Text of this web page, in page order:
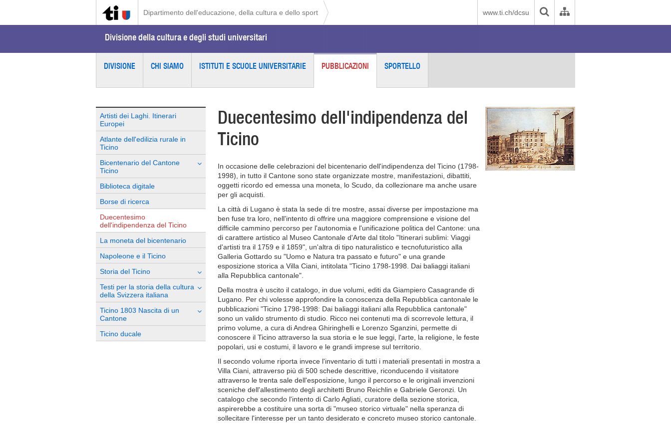
Dipartimento dell'educazione, della cultura e dello sport www.ti.ch/dcsu
Divisione della cultura e degli studi universitari
DIVISIONE CHI SIAMO ISTITUTI E SCUOLE UNIVERSITARIE PUBBLICAZIONI SPORTELLO
Artisti dei Laghi. Itinerari
Europei
Atlante dell'edilizia rurale in
Ticino
Bicentenario del Cantone
Ticino
Biblioteca digitale
Borse di ricerca
Duecentesimo
dell'indipendenza del Ticino
La moneta del bicentenario
Napoleone e il Ticino
Storia del Ticino
Testi per la storia della cultura
della Svizzera italiana
Ticino 1803 Nascita di un
Cantone
Ticino ducale
Duecentesimo dell'indipendenza del
Ticino
In occasione delle celebrazioni del bicentenario dell'indipendenza del Ticino (1798-
1998), in tutto il Cantone sono state organizzate mostre, manifestazioni, dibattiti,
oggetti ricordo ed emessa una moneta, lo Scudo, da collezionare ma anche usare
per gli acquisti.
La città di Lugano è stata la sede di tre mostre, assai diverse per impostazione ma
ben fuse tra loro, nell'intento di offrire una maggiore comprensione e visione del
difficile cammino percorso per l'autonomia e l'unificazione politica del Cantone: una
di carattere artistico al Museo Cantonale d'Arte dal titolo "Itinerari sublimi: Viaggi
d'artisti tra il 1759 e il 1859", un'altra di tipo naturalistico e tecnofuturistico alla
Galleria Gottardo su "Uomo e Natura tra passato e futuro" e una grande
esposizione storica a Villa Ciani, intitolata "Ticino 1798-1998. Dai baliaggi italiani
alla Repubblica cantonale".
Della mostra è uscito il catalogo, in due volumi, editi da Giampiero Casagrande di
Lugano. Per chi volesse approfondire la conoscenza della Repubblica cantonale le
pubblicazioni "Ticino 1798-1998: Dai baliaggi italiani alla Repubblica cantonale"
sono un valido strumento di studio. Ricco nei contenuti ma di scorrevole lettura, il
primo volume, a cura di Andrea Ghiringhelli e Lorenzo Sganzini, permette di
conoscere il Ticino attraverso la sua storia e le sue leggi, l'arte, la religione, le feste
popolari, usi e costumi, il lavoro e le grandi imprese sul territorio.
Il secondo volume riporta invece l'inventario di tutti i materiali presentati in mostra a
Villa Ciani, attraverso più di 500 schede descrittive, riconducendo il visitatore
attraverso le trenta sale dell'esposizione, lungo il percorso e le originali invenzioni
sceniche dell'allestimento degli architetti Bruno Reichlin e Gabriele Geronzi. Un
catalogo che secondo l'intento di Carlo Agliati, curatore della sezione storica,
aspirerebbe a costituire una sorta di "museo storico virtuale" nella speranza di
sollecitare l'interesse per un tanto desiderato e concreto museo storico cantonale.